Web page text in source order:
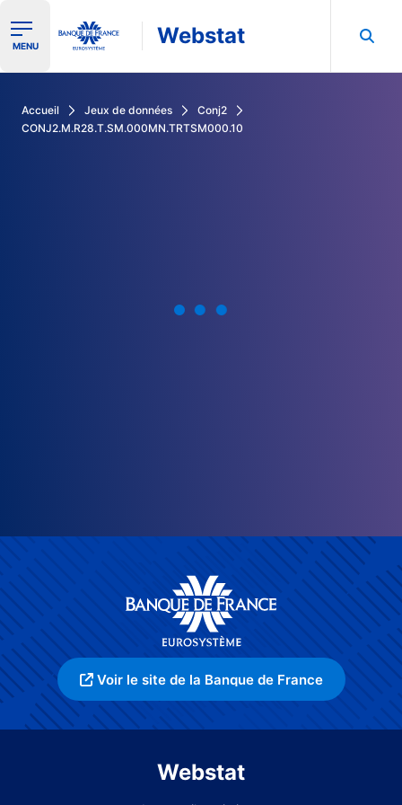
Ouvrir le menu de navigation
MENU Webstat
Accueil Jeux de données
Conj2
CONJ2.M.R28.T.SM.000MN.TRTSM000.10
Voir le site de la Banque de France
Webstat